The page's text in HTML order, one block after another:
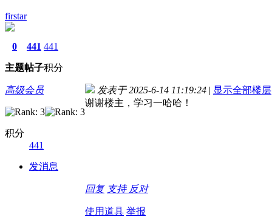
firstar
0
主题
441
帖子
441
积分
高级会员
积分
441
发消息
发表于 2025-6-14 11:19:24 | 显示全部楼层
谢谢楼主，学习一哈哈！
回复 支持 反对
使用道具 举报